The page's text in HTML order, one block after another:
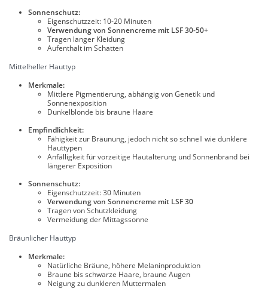
Sonnenschutz:
Eigenschutzzeit: 10-20 Minuten
Verwendung von Sonnencreme mit LSF 30-50+
Tragen langer Kleidung
Aufenthalt im Schatten
Mittelheller Hauttyp
Merkmale:
Mittlere Pigmentierung, abhängig von Genetik und
Sonnenexposition
Dunkelblonde bis braune Haare
Empfindlichkeit:
Fähigkeit zur Bräunung, jedoch nicht so schnell wie dunklere
Hauttypen
Anfälligkeit für vorzeitige Hautalterung und Sonnenbrand bei
längerer Exposition
Sonnenschutz:
Eigenschutzzeit: 30 Minuten
Verwendung von Sonnencreme mit LSF 30
Tragen von Schutzkleidung
Vermeidung der Mittagssonne
Bräunlicher Hauttyp
Merkmale:
Natürliche Bräune, höhere Melaninproduktion
Braune bis schwarze Haare, braune Augen
Neigung zu dunkleren Muttermalen